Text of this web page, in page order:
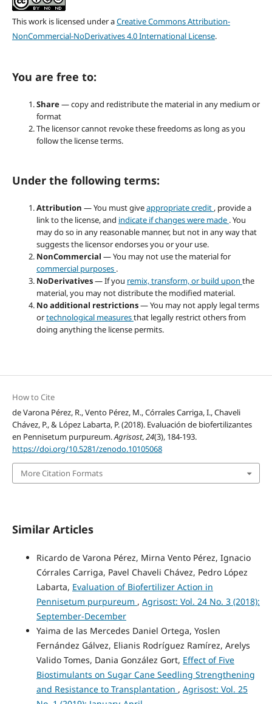
This work is licensed under aCreative Commons Attribution-
NonCommercial-NoDerivatives 4.0 International License.
You are free to:
Share— copy and redistribute the material in any medium or
format
The licensor cannot revoke these freedoms as long as you
follow the license terms.
Under the following terms:
Attribution — You must giveappropriate credit , provide a
link to the license, and indicate if changes were made . You
may do so in any reasonable manner, but not in any way that
suggests the licensor endorses you or your use.
NonCommercial — You may not use the material for
commercial purposes .
NoDerivatives— If you remix, transform, or build upon the
material, you may not distribute the modified material.
No additional restrictions— You may not apply legal terms
ortechnological measuresthat legally restrict others from
doing anything the license permits.
How to Cite
de Varona Pérez, R., Vento Pérez, M., Córrales Carriga, I., Chaveli
Chávez, P., & López Labarta, P. (2018). Evaluación de biofertilizantes
en Pennisetum purpureum.Agrisost,24(3), 184-193.
https://doi.org/10.5281/zenodo.10105068
More Citation Formats
Similar Articles
Ricardo de Varona Pérez, Mirna Vento Pérez, Ignacio
Córrales Carriga, Pavel Chaveli Chávez, Pedro López
Labarta, Evaluation of Biofertilizer Action in
Pennisetum purpureum , Agrisost: Vol. 24 No. 3 (2018):
September-December
Yaima de las Mercedes Daniel Ortega, Yoslen
Fernández Gálvez, Elianis Rodríguez Ramírez, Arelys
Valido Tomes, Dania González Gort, Effect of Five
Biostimulants on Sugar Cane Seedling Strengthening
and Resistance to Transplantation , Agrisost: Vol. 25